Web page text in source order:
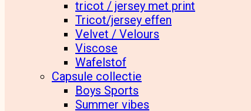
tricot / jersey met print
Tricot/jersey effen
Velvet / Velours
Viscose
Wafelstof
Capsule collectie
Boys Sports
Summer vibes